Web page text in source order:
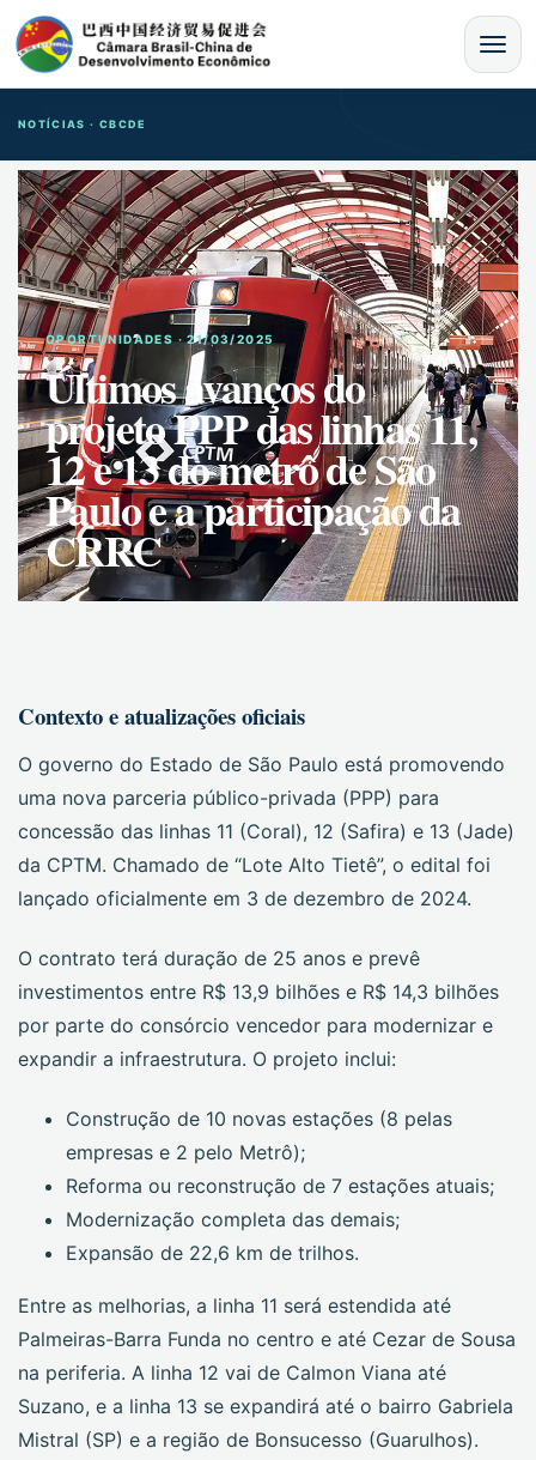
MENU
NOTÍCIAS · CBCDE
OPORTUNIDADES · 21/03/2025
Últimos avanços do
projeto PPP das linhas 11,
12 e 13 do metrô de São
Paulo e a participação da
CRRC
Contexto e atualizações oficiais
O governo do Estado de São Paulo está promovendo
uma nova parceria público-privada (PPP) para
concessão das linhas 11 (Coral), 12 (Safira) e 13 (Jade)
da CPTM. Chamado de “Lote Alto Tietê”, o edital foi
lançado oficialmente em 3 de dezembro de 2024.
O contrato terá duração de 25 anos e prevê
investimentos entre R$ 13,9 bilhões e R$ 14,3 bilhões
por parte do consórcio vencedor para modernizar e
expandir a infraestrutura. O projeto inclui:
Construção de 10 novas estações (8 pelas
empresas e 2 pelo Metrô);
Reforma ou reconstrução de 7 estações atuais;
Modernização completa das demais;
Expansão de 22,6 km de trilhos.
Entre as melhorias, a linha 11 será estendida até
Palmeiras-Barra Funda no centro e até Cezar de Sousa
na periferia. A linha 12 vai de Calmon Viana até
Suzano, e a linha 13 se expandirá até o bairro Gabriela
Mistral (SP) e a região de Bonsucesso (Guarulhos).